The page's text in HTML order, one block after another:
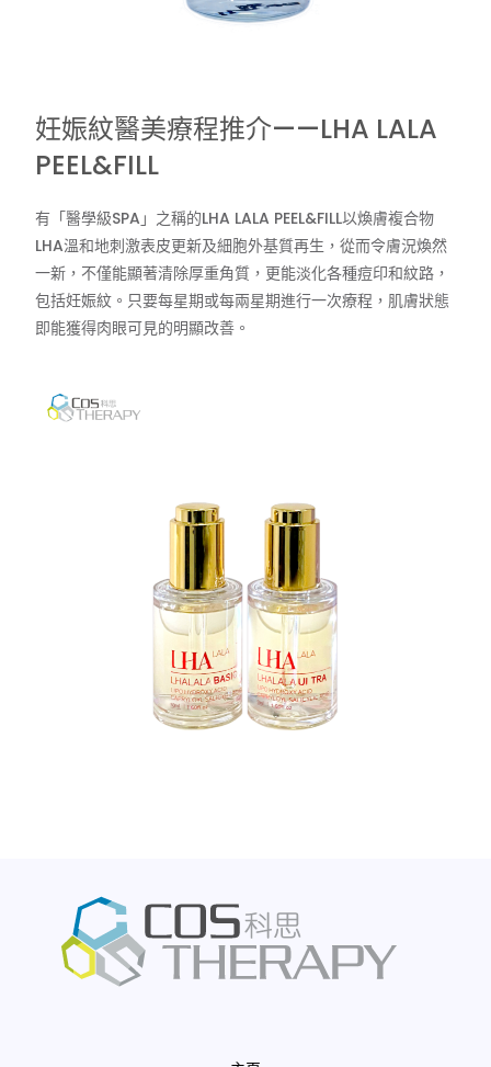
妊娠紋醫美療程推介——LHA LALA
PEEL&FILL
有「醫學級SPA」之稱的LHA LALA PEEL&FILL以煥膚複合物
LHA溫和地刺激表皮更新及細胞外基質再生，從而令膚況煥然
一新，不僅能顯著清除厚重角質，更能淡化各種痘印和紋路，
包括妊娠紋。只要每星期或每兩星期進行一次療程，肌膚狀態
即能獲得肉眼可見的明顯改善。